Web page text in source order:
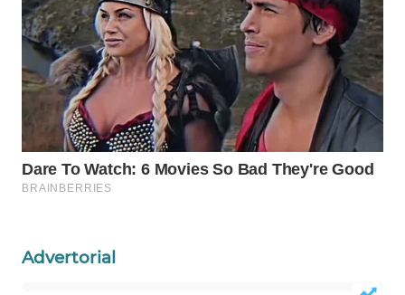
Advertorial
SIANTAR
NEWS
METRO
MEDAN
NEWS
METRO
JAKARTA
KRT